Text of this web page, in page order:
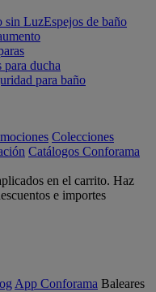
sin LuzEspejos de baño
para ducha
para baño
Colecciones
Catálogos Conforama
en el carrito. Haz
e importes
App Conforama Baleares